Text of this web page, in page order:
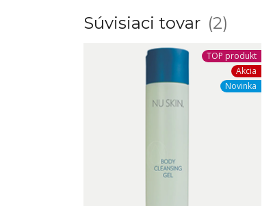
Súvisiaci tovar 2
TOP produkt
Akcia
Novinka